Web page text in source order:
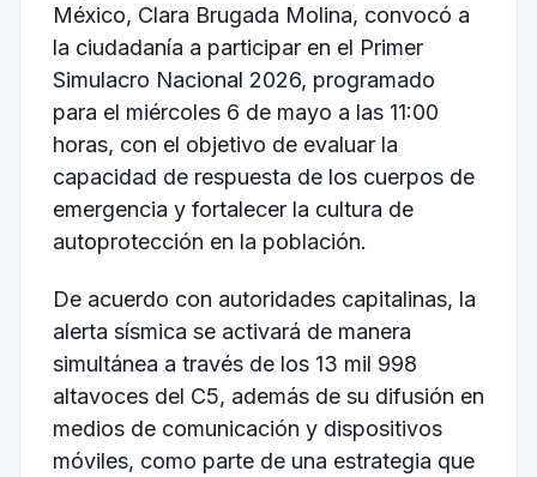
México, Clara Brugada Molina, convocó a
la ciudadanía a participar en el Primer
Simulacro Nacional 2026, programado
para el miércoles 6 de mayo a las 11:00
horas, con el objetivo de evaluar la
capacidad de respuesta de los cuerpos de
emergencia y fortalecer la cultura de
autoprotección en la población.
De acuerdo con autoridades capitalinas, la
alerta sísmica se activará de manera
simultánea a través de los 13 mil 998
altavoces del C5, además de su difusión en
medios de comunicación y dispositivos
móviles, como parte de una estrategia que